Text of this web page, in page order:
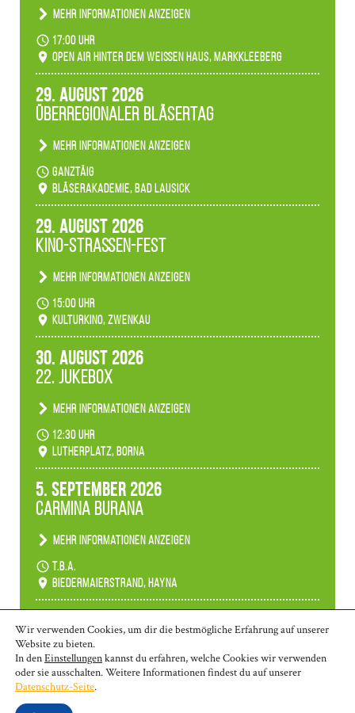
Mehr Informationen anzeigen
Becherlichter, Fackeln und Lichtinstallationen
verwandeln den agra-Park in einen farbigen
Märchenwald, der bei jedem Rundgang einen
Ambiente gibt es ein leuchtendes Konzert
unserer Fachbereiche.
17:00 Uhr
Open Air hinter dem weißen Haus, Markkleeberg
29. August 2026
Überregionaler Bläsertag
Mehr Informationen anzeigen
Teilnahme der Bläserklassen.
ganztäig
Bläserakademie, Bad Lausick
29. August 2026
Kino-Straßen-Fest
Mehr Informationen anzeigen
Konzert unserer Zwenkauer Schüler und
Schülerinnen zum Fest des Kulturkinos.
15:00 Uhr
Kulturkino, Zwenkau
30. August 2026
22. Jukebox
Mehr Informationen anzeigen
Anlässlicher der 775-Jahrfeier der Stadt Borna
spielen wir noch einmal unser aktuelles
Jukeboxprogramm zum Stadtfest.
12:30 Uhr
Lutherplatz, Borna
5. September 2026
Carmina Burana
Mehr Informationen anzeigen
Tanztheater der Quertänzer Borna.
t.b.a.
Biedermaierstrand, Hayna
Mehr Termine anzeigen
© 2026 | Borna: 03433-26 970 | Markkleeberg: 0341-35 80 463 | Wurzen:
Wir verwenden Cookies, um dir die bestmögliche Erfahrung auf unserer
Website zu bieten.
In denEinstellungenkannst du erfahren, welche Cookies wir verwenden
oder sie ausschalten. Weitere Informationen findest du auf unserer
Datenschutz-Seite.